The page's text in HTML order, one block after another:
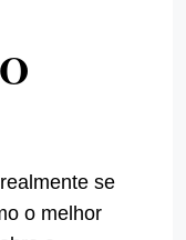
se
o melhor